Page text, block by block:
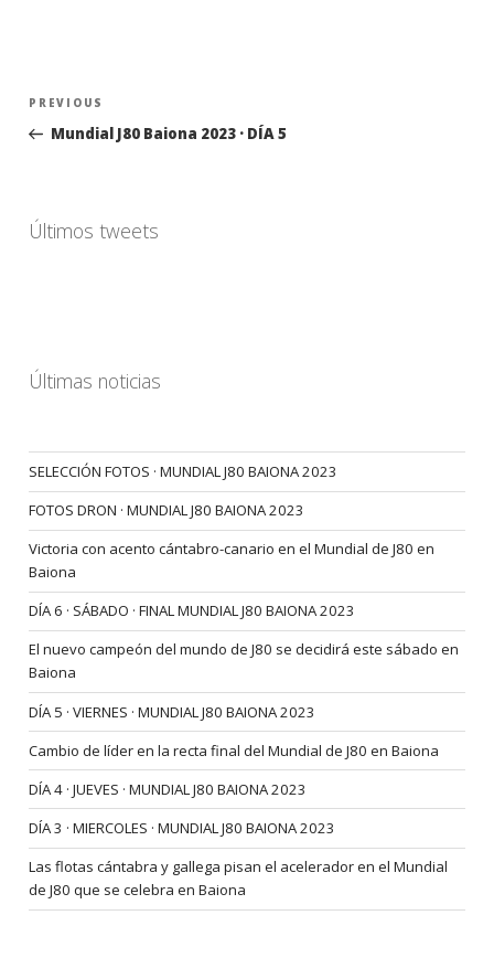
Navegación
entradas
Previous
Post
PREVIOUS
Mundial J80 Baiona 2023 · DÍA 5
Últimos tweets
Últimas noticias
SELECCIÓN FOTOS · MUNDIAL J80 BAIONA 2023
FOTOS DRON · MUNDIAL J80 BAIONA 2023
Victoria con acento cántabro-canario en el Mundial de J80 en
Baiona
DÍA 6 · SÁBADO · FINAL MUNDIAL J80 BAIONA 2023
El nuevo campeón del mundo de J80 se decidirá este sábado en
Baiona
DÍA 5 · VIERNES · MUNDIAL J80 BAIONA 2023
Cambio de líder en la recta final del Mundial de J80 en Baiona
DÍA 4 · JUEVES · MUNDIAL J80 BAIONA 2023
DÍA 3 · MIERCOLES · MUNDIAL J80 BAIONA 2023
Las flotas cántabra y gallega pisan el acelerador en el Mundial
de J80 que se celebra en Baiona